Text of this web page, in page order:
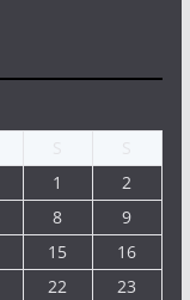
1
2
8
9
15
16
22
23